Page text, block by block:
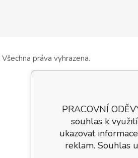
Všechna práva vyhrazena.
PRACOVNÍ
souhlas k
ukazovat
reklam. Souhlas